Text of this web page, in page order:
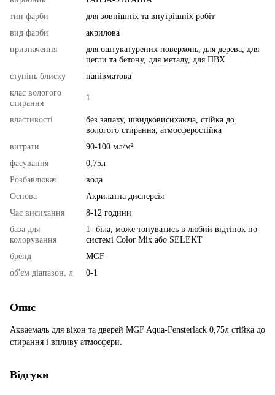
тип фарби
для зовнішніх та внутрішніх робіт
вид фарби
акрилова
призначення
для оштукатурених поверхонь, для дерева, для
цегли та бетону, для металу, для ПВХ
ступінь блиску
напівматова
клас вологого
стирання
1
властивості
без запаху, швидковисихаюча, стійка до
вологого стирання, атмосферостійка
витрати
90-100 мл/м²
фасування
0,75л
Розбавлювач
вода
Основа
Акрилатна дисперсія
Час висихання
8-12 години
база для
колорування
1- біла, може тонуватись в любий відтінок по
системі Color Mix або SELEKT
бренд
MGF
об'єм діапазон, л
0-1
Опис
Акваемаль для вікон та дверей MGF Aqua-Fensterlack 0,75л стійка до
стирання і впливу атмосфери.
Відгуки